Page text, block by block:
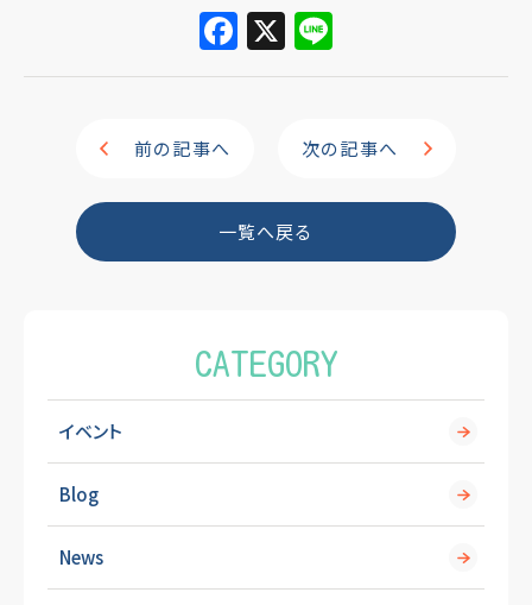
F
a
o
o
X
n
前の記事へ 次の記事へ
一覧へ戻る
CATEGORY
イベント
Blog
News